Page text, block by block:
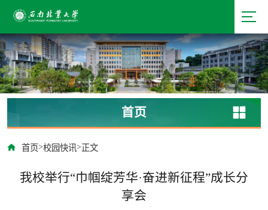
首页
首页>校园快讯>正文
我校举行“巾帼绽芳华·奋进新征程”成长分
享会